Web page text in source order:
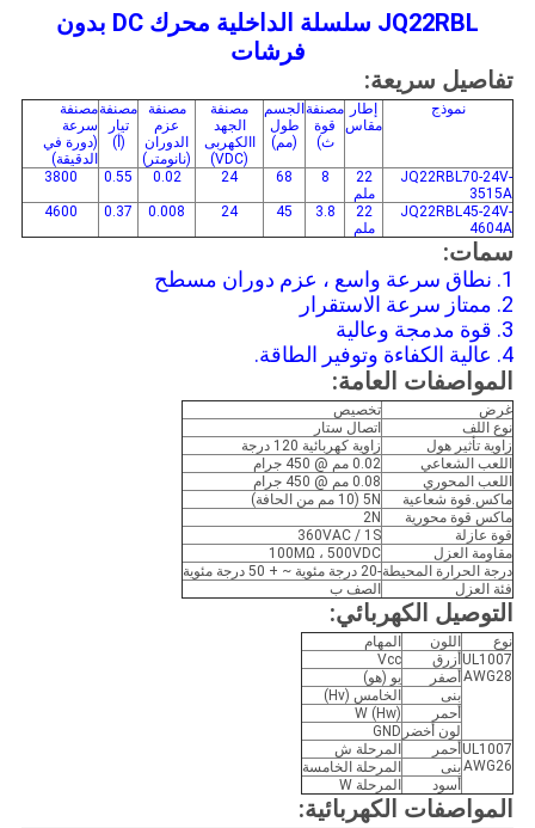
JQ22RBL سلسلة الداخلية محرك DC بدون
فرشات
تفاصيل سريعة:
نموذج
إطار
مقاس
مصنفة
قوة
ث)
الجسم
طول
(مم)
مصنفة
الجهد
االكهربى
(VDC)
مصنفة
عزم
الدوران
(نانومتر)
مصنفة
تيار
(أ)
مصنفة
سرعة
(دورة في
الدقيقة)
JQ22RBL70-24V-
3515A
22
ملم
8
68
24
0.02
0.55
3800
JQ22RBL45-24V-
4604A
22
ملم
3.8
45
24
0.008
0.37
4600
سمات:
1. نطاق سرعة واسع ، عزم دوران مسطح
2. ممتاز سرعة الاستقرار
3. قوة مدمجة وعالية
4. عالية الكفاءة وتوفير الطاقة.
المواصفات العامة:
غرض
تخصيص
نوع اللف
اتصال ستار
زاوية تأثير هول
زاوية كهربائية 120 درجة
اللعب الشعاعي
0.02 مم @ 450 جرام
اللعب المحوري
0.08 مم @ 450 جرام
ماكس.قوة شعاعية
5N (10 مم من الحافة)
ماكس قوة محورية
2N
قوة عازلة
360VAC / 1S
مقاومة العزل
100MΩ ، 500VDC
درجة الحرارة المحيطة-20 درجة مئوية ~ + 50 درجة مئوية
فئة العزل
الصف ب
التوصيل الكهربائي:
نوع اللون
المهام
UL1007
AWG28
أزرق
Vcc
أصفر
يو (هو)
بنى
الخامس (Hv)
أحمر
W (Hw)
لون أخضر GND
UL1007
AWG26
أحمر
المرحلة ش
بنى
المرحلة الخامسة
أسود
المرحلة W
المواصفات الكهربائية: